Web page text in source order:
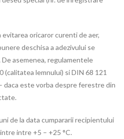
oricaror curenti de aer,
deschisa a adezivului se
asemenea, regulamentele
(calitatea lemnului) si DIN 68 121
daca este vorba despre ferestre din
de la data cumpararii recipientului
intre +5 – +25 °C.